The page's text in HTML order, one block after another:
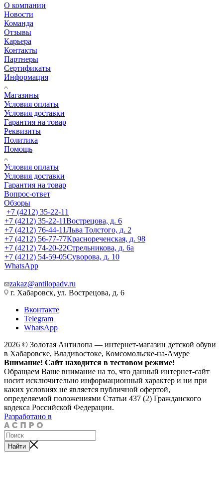
О компании
Новости
Команда
Отзывы
Карьера
Контакты
Партнеры
Сертификаты
Информация
Магазины
Условия оплаты
Условия доставки
Гарантия на товар
Реквизиты
Политика
Помощь
Условия оплаты
Условия доставки
Гарантия на товар
Вопрос-ответ
Обзоры
+7 (4212) 35-22-11
+7 (4212) 35-22-11Вострецова, д. 6
+7 (4212) 76-44-11Льва Толстого, д. 2
+7 (4212) 56-77-77Краснореченская, д. 98
+7 (4212) 74-20-22Стрельникова, д. 6а
+7 (4212) 54-59-05Суворова, д. 10
WhatsApp
zakaz@antilopadv.ru
г. Хабаровск, ул. Вострецова, д. 6
Вконтакте
Telegram
WhatsApp
2026 © Золотая Антилопа — интернет-магазин детской обуви
в Хабаровске, Владивостоке, Комсомольске-на-Амуре
Внимание! Сайт находится в тестовом режиме!
Обращаем Ваше внимание на то, что данный интернет-сайт
носит исключительно информационный характер и ни при
каких условиях не является публичной офертой,
определяемой положениями Статьи 437 (2) Гражданского
кодекса Российской Федерации.
Разработано в
Найти